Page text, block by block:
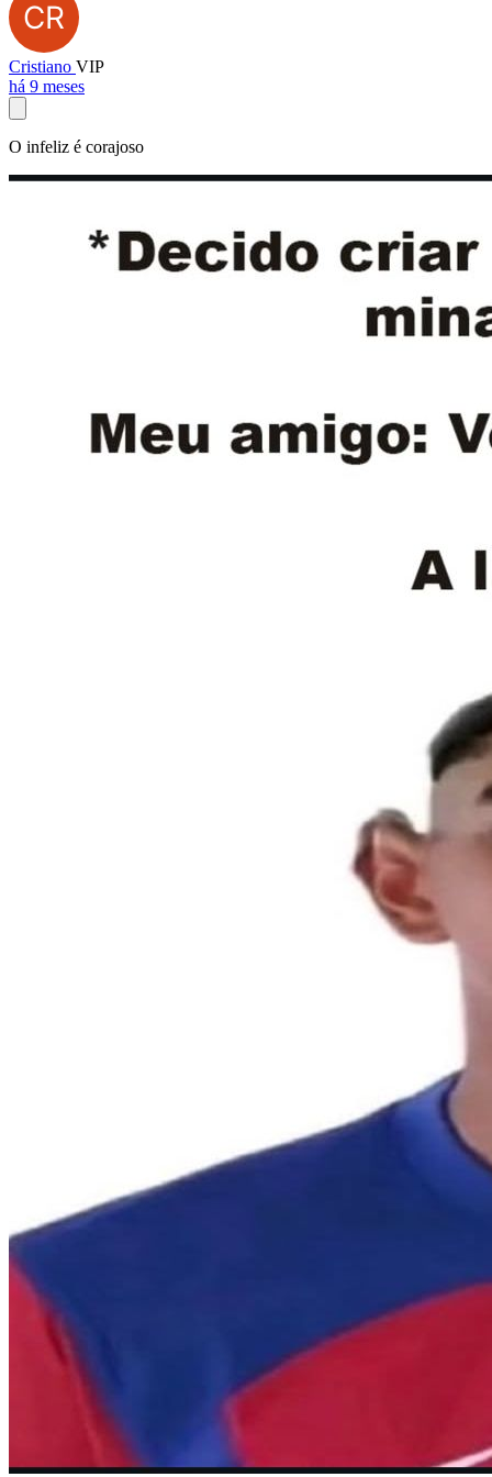
Cristiano VIP
há 9 meses
O infeliz é corajoso